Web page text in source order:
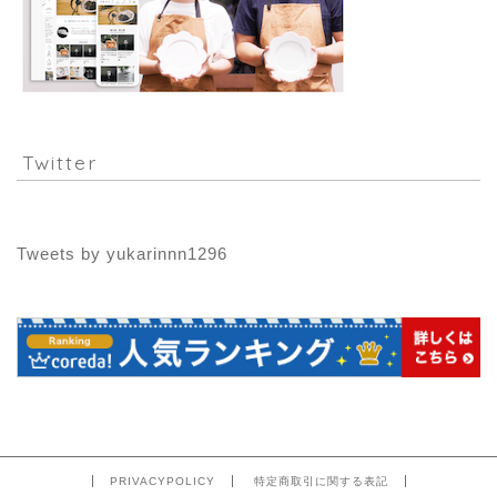
Twitter
Tweets by yukarinnn1296
PRIVACYPOLICY 特定商取引に関する表記